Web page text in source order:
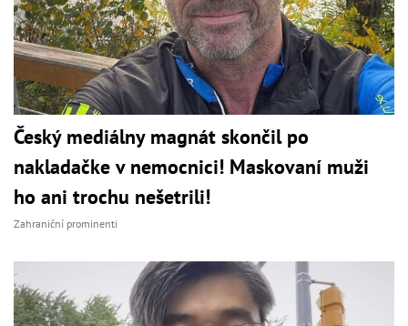
Český mediálny magnát skončil po
nakladačke v nemocnici! Maskovaní muži
ho ani trochu nešetrili!
Zahraniční prominenti